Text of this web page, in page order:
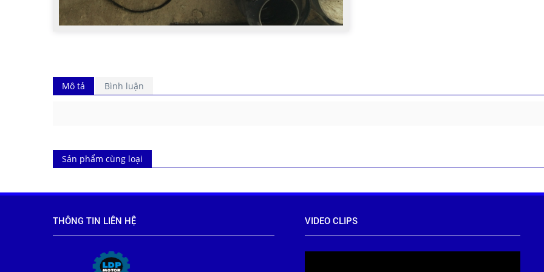
Mô tả Bình luận
Sản phẩm cùng loại
THÔNG TIN LIÊN HỆ VIDEO CLIPS